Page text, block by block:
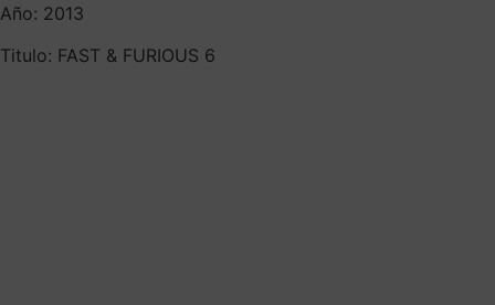
Año: 2013
Titulo: FAST & FURIOUS 6